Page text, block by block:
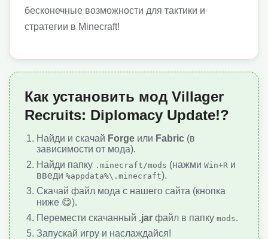
бесконечные возможности для тактики и
стратегии в Minecraft!
Как установить мод Villager
Recruits: Diplomacy Update!?
Найди и скачай Forge или Fabric (в
зависимости от мода).
Найди папку .minecraft/mods (нажми Win+R и
введи %appdata%\.minecraft).
Скачай файл мода с нашего сайта (кнопка
ниже 😋).
Перемести скачанный .jar файл в папку mods.
Запускай игру и наслаждайся!